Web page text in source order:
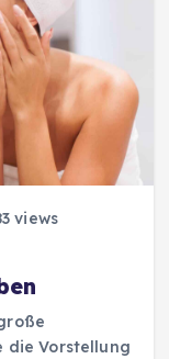
views
die Vorstellung